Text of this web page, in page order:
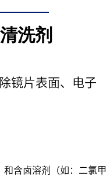
洗剂
镜片表面、电子
和含卤溶剂（如：二氯甲